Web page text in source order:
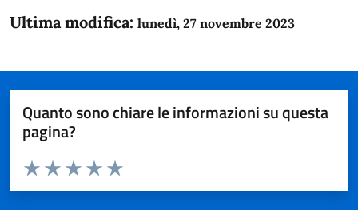
Ultima modifica: lunedì, 27 novembre 2023
Quanto sono chiare le informazioni su questa
pagina?
Domanda
Valuta da 1 a 5 stelle la pagina
Valuta 5 stelle su 5
Valuta 4 stelle su 5
Valuta 3 stelle su 5
Valuta 2 stelle su 5
Valuta 1 stelle su 5